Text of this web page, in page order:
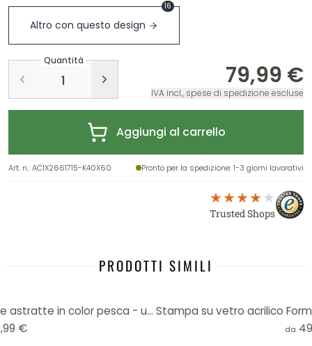
Altro con questo design
16
Quantità
79,99 €
IVA incl., spese di spedizione escluse
Aggiungi al carrello
Art. n.:AC1X2661715-K40X60 Pronto per la spedizione: 1-3 giorni lavorativi
Trusted Shops
PRODOTTI SIMILI
Stampa su vetro acrilico Forme astratte in color pesca - uplusmestudio
€
da